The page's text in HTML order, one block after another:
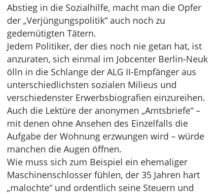
Abstieg in die Sozialhilfe, macht man die Opfer
der „Verjüngungspolitik“ auch noch zu
gedemütigten Tätern.
Jedem Politiker, der dies noch nie getan hat, ist
anzuraten, sich einmal im Jobcenter Berlin-Neuk
ölln in die Schlange der ALG II-Empfänger aus
unterschiedlichsten sozialen Milieus und
verschiedenster Erwerbsbiografien einzureihen.
Auch die Lektüre der anonymen „Amtsbriefe“ –
mit denen ohne Ansehen des Einzelfalls die
Aufgabe der Wohnung erzwungen wird – würde
manchen die Augen öffnen.
Wie muss sich zum Beispiel ein ehemaliger
Maschinenschlosser fühlen, der 35 Jahren hart
„malochte“ und ordentlich seine Steuern und